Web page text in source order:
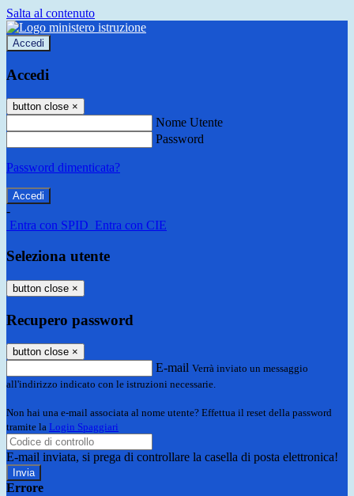
Salta al contenuto
Accedi
Accedi
button close ×
Nome Utente
Password
Password dimenticata?
-
Entra con SPID Entra con CIE
Seleziona utente
button close ×
Recupero password
button close ×
E-mail Verrà inviato un messaggio
all'indirizzo indicato con le istruzioni necessarie.
Non hai una e-mail associata al nome utente? Effettua il reset della password
tramite la Login Spaggiari
E-mail inviata, si prega di controllare la casella di posta elettronica!
Errore